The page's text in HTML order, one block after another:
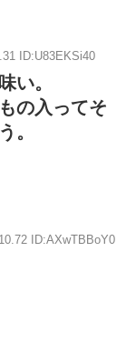
ID:U83EKSi40
い。
の入ってそ
。
ID:AXwTBBoY0